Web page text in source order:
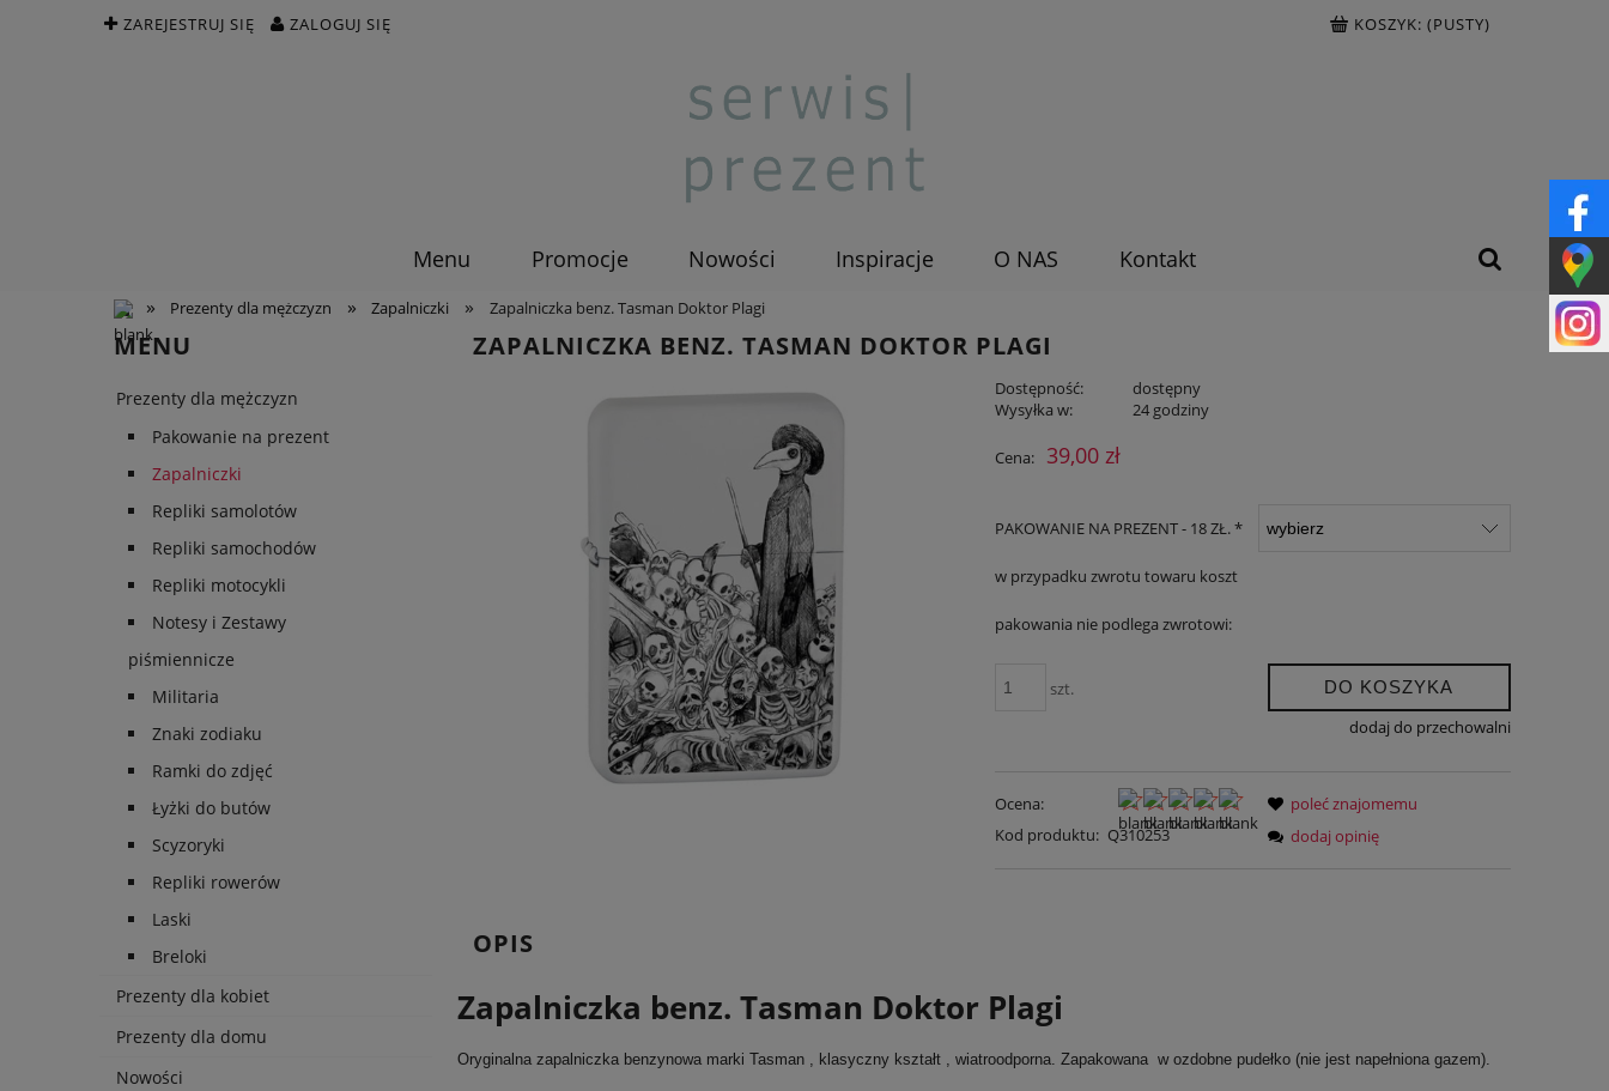
ZAREJESTRUJ SIĘ ZALOGUJ SIĘ KOSZYK: (PUSTY)
Menu Promocje Nowości Inspiracje O NAS Kontakt
» Prezenty dla mężczyzn » Zapalniczki » Zapalniczka benz. Tasman Doktor Plagi
MENU
Prezenty dla mężczyzn
Pakowanie na prezent
Zapalniczki
Repliki samolotów
Repliki samochodów
Repliki motocykli
Notesy i Zestawy
piśmiennicze
Militaria
Znaki zodiaku
Ramki do zdjęć
Łyżki do butów
Scyzoryki
Repliki rowerów
Laski
Breloki
Prezenty dla kobiet
Prezenty dla domu
Nowości
ZAPALNICZKA BENZ. TASMAN DOKTOR PLAGI
Dostępność:
dostępny
Wysyłka w:
24 godziny
Cena: 39,00 zł
PAKOWANIE NA PREZENT - 18 ZŁ. *
w przypadku zwrotu towaru koszt
pakowania nie podlega zwrotowi:
szt. DO KOSZYKA
dodaj do przechowalni
Ocena:
Kod produktu: Q310253
poleć znajomemu
dodaj opinię
OPIS
Zapalniczka benz. Tasman Doktor Plagi
Oryginalna zapalniczka benzynowa marki Tasman , klasyczny kształt , wiatroodporna. Zapakowana w ozdobne pudełko (nie jest napełniona gazem).